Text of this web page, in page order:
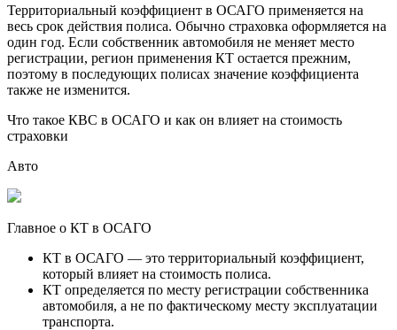
Территориальный коэффициент в ОСАГО применяется на
весь срок действия полиса. Обычно страховка оформляется на
один год. Если собственник автомобиля не меняет место
регистрации, регион применения КТ остается прежним,
поэтому в последующих полисах значение коэффициента
также не изменится.
Что такое КВС в ОСАГО и как он влияет на стоимость
страховки
Авто
Главное о КТ в ОСАГО
КТ в ОСАГО — это территориальный коэффициент,
который влияет на стоимость полиса.
КТ определяется по месту регистрации собственника
автомобиля, а не по фактическому месту эксплуатации
транспорта.